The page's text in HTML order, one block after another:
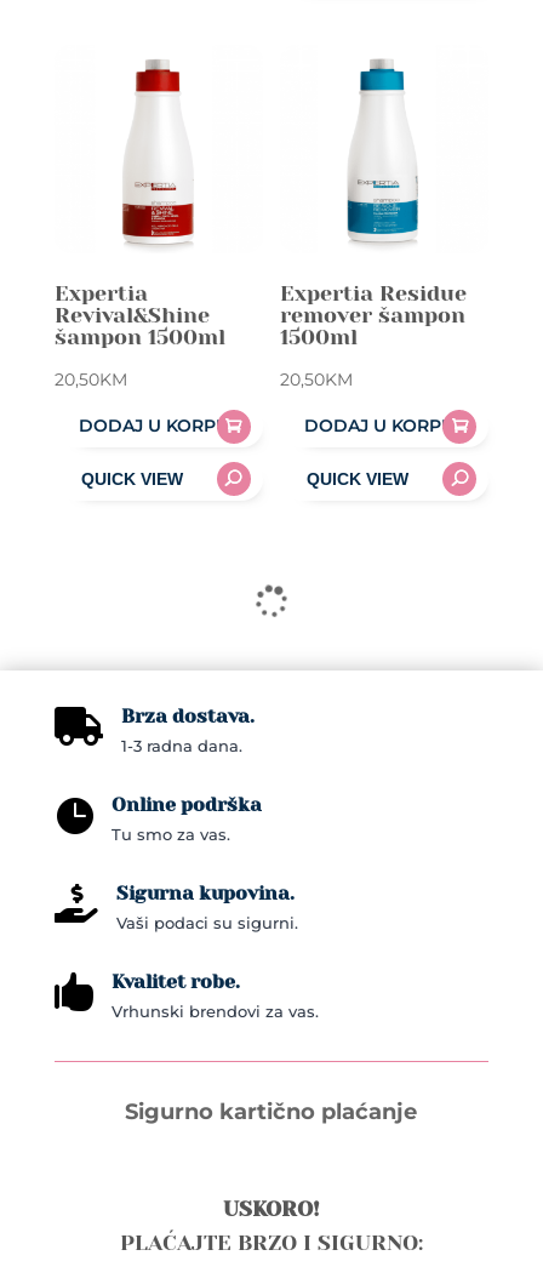
Expertia
Revival&Shine
šampon 1500ml
20,50KM
DODAJ U KORPU
Expertia Residue
remover šampon
1500ml
20,50KM
DODAJ U KORPU
 Brza dostava.
1-3 radna dana.
 Online podrška
Tu smo za vas.
 Sigurna kupovina.
Vaši podaci su sigurni.
 Kvalitet robe.
Vrhunski brendovi za vas.
Sigurno kartično plaćanje
USKORO!
PLAĆAJTE BRZO I SIGURNO: